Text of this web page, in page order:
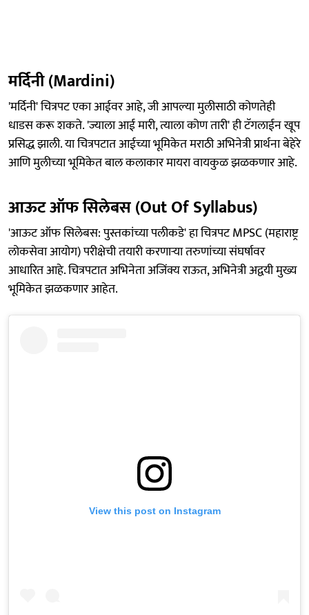
मर्दिनी (Mardini)
'मर्दिनी' चित्रपट एका आईवर आहे, जी आपल्या मुलीसाठी कोणतेही
धाडस करू शकते. 'ज्याला आई मारी, त्याला कोण तारी' ही टॅगलाईन खूप
प्रसिद्ध झाली. या चित्रपटात आईच्या भूमिकेत मराठी अभिनेत्री प्रार्थना बेहेरे
आणि मुलीच्या भूमिकेत बाल कलाकार मायरा वायकुळ झळकणार आहे.
आऊट ऑफ सिलेबस (Out Of Syllabus)
'आऊट ऑफ सिलेबस: पुस्तकांच्या पलीकडे' हा चित्रपट MPSC (महाराष्ट्र
लोकसेवा आयोग) परीक्षेची तयारी करणाऱ्या तरुणांच्या संघर्षावर
आधारित आहे. चित्रपटात अभिनेता अजिंक्य राऊत, अभिनेत्री अद्वयी मुख्य
भूमिकेत झळकणार आहेत.
View this post on Instagram